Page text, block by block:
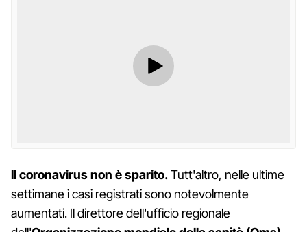
Il coronavirus non è sparito.Tutt'altro, nelle ultime
settimane i casi registrati sono notevolmente
aumentati. Il direttore dell'ufficio regionale